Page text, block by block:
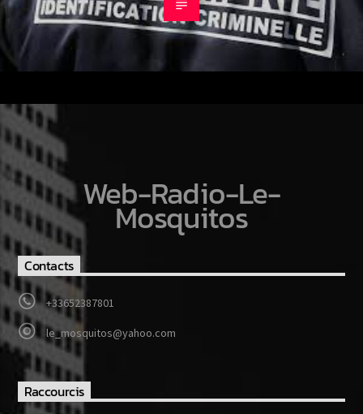
Web-Radio-Le-
Mosquitos
Contacts
+33652387801
le_mosquitos@yahoo.com
Raccourcis